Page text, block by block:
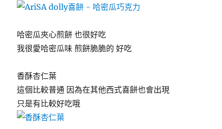
哈密瓜夾心煎餅 也很好吃
我很愛哈密瓜味 煎餅脆脆的 好吃
香酥杏仁葉
這個比較普通 因為在其他西式喜餅也會出現
只是有比較好吃哦